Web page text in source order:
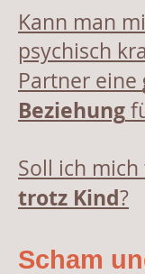
Kann man
psychisch
Partner eine
Beziehung
Soll ich
trotz Kind?
Scham